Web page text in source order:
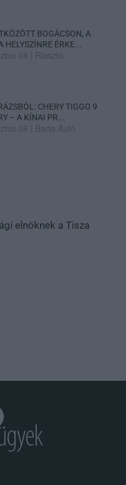
BOGÁCSON, A
HELYSZÍNRE ÉRKE...
06 Riasztó
CHERY TIGGO 9
– A KÍNAI PR...
06 Barta Autó
elnöknek a Tisza